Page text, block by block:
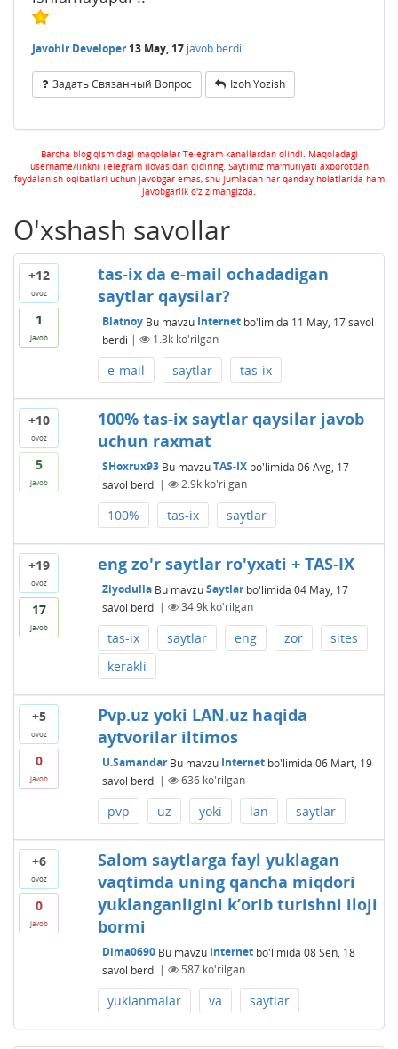
Javohir Developer 13 May, 17 javob berdi
Задать Связанный Вопрос Izoh Yozish
Barcha blog qismidagi maqolalar Telegram kanallardan olindi. Maqoladagi
username/linkni Telegram ilovasidan qidiring. Saytimiz ma'muriyati axborotdan
foydalanish oqibatlari uchun javobgar emas, shu jumladan har qanday holatlarida ham
javobgarlik o'z zimangizda.
O'xshash savollar
+12
ovoz
1
javob
tas-ix da e-mail ochadadigan
saytlar qaysilar?
Blatnoy Bu mavzu Internetbo'limida 11 May, 17 savol
berdi | 1.3kko'rilgan
e-mail saytlar tas-ix
+10
ovoz
5
javob
100% tas-ix saytlar qaysilar javob
uchun raxmat
SHoxrux93 Bu mavzuTAS-IXbo'limida 06 Avg, 17
savol berdi | 2.9kko'rilgan
100% tas-ix saytlar
+19
ovoz
17
javob
eng zo'r saytlar ro'yxati + TAS-IX
Ziyodulla Bu mavzuSaytlarbo'limida 04 May, 17
savol berdi | 34.9kko'rilgan
tas-ix saytlar eng zor
sites
kerakli
+5
ovoz
0
javob
Pvp.uz yoki LAN.uz haqida
aytvorilar iltimos
U.Samandar Bu mavzu Internetbo'limida 06 Mart, 19
savol berdi | 636ko'rilgan
pvp uz yoki lan saytlar
+6
ovoz
0
javob
Salom saytlarga fayl yuklagan
vaqtimda uning qancha miqdori
yuklanganligini k’orib turishni iloji
bormi
Dima0690 Bu mavzu Internetbo'limida 08 Sen, 18
savol berdi | 587ko'rilgan
yuklanmalar va saytlar